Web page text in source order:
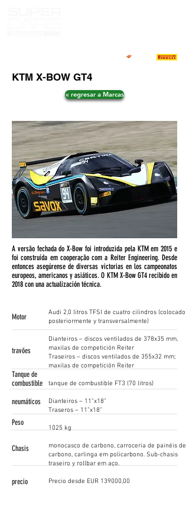
KTM X-BOW GT4
« regresar a Marcas
A versão fechada do X-Bow foi introduzida pela KTM em 2015 e
foi construída em cooperação com a Reiter Engineering. Desde
entonces asegúrense de diversas victorias en los campeonatos
europeos, americanos y asiáticos. O KTM X-Bow GT4 recibido en
2018 con una actualización técnica.
Audi 2,0 litros TFSI de cuatro cilindros (colocado
posteriormente y transversalmente)
Dianteiros – discos ventilados de 378x35 mm,
maxilas de competición Reiter
Traseiros – discos ventilados de 355x32 mm;
maxilas de competición Reiter
tanque de combustible FT3 (70 litros)
Dianteiros – 11”x18”
Traseros – 11”x18”
1025 kg
monocasco de carbono, carroceria de painéis de
carbono, carlinga em policarbono. Sub-chasis
traseiro y rollbar em aço.
Precio desde EUR 139000,00
precio
Motor
travões
Tanque de
combustible
neumáticos
Peso
Chasis